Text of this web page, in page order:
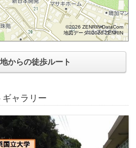
©2026 ZENRIN DataCom
地図データ©2026 ZENRIN
からの徒歩ルート
ャラリー